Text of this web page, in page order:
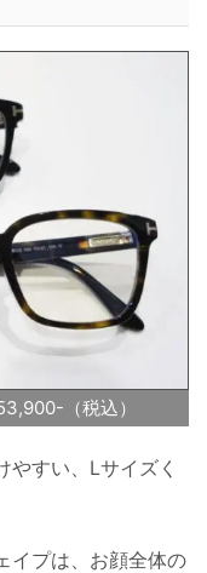
（税込）
すい、Lサイズく
イプは、お顔全体の